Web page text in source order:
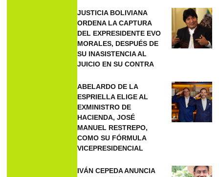
JUSTICIA BOLIVIANA
ORDENA LA CAPTURA
DEL EXPRESIDENTE EVO
MORALES, DESPUÉS DE
SU INASISTENCIA AL
JUICIO EN SU CONTRA
ABELARDO DE LA
ESPRIELLA ELIGE AL
EXMINISTRO DE
HACIENDA, JOSÉ
MANUEL RESTREPO,
COMO SU FÓRMULA
VICEPRESIDENCIAL
IVÁN CEPEDA ANUNCIA